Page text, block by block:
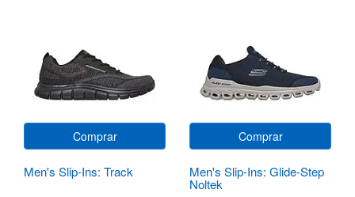
Comprar
Men's Slip-Ins: Track
Comprar
Men's Slip-Ins: Glide-Step
Noltek